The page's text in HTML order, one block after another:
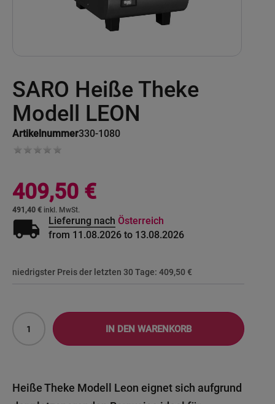
SARO Heiße Theke
Modell LEON
Artikelnummer330-1080
to
the
beginning
of
images
491,40 €
409,50 €
local_shipping Lieferung nach Österreich
from 11.08.2026 to 13.08.2026
niedrigster Preis der letzten 30 Tage: 409,50 €
IN DEN WARENKORB
Heiße Theke Modell Leon eignet sich aufgrund